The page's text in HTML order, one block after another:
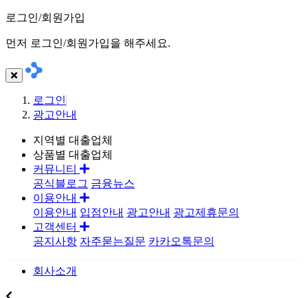
로그인/회원가입
먼저 로그인/회원가입을 해주세요.
로그인
광고안내
지역별 대출업체
상품별 대출업체
커뮤니티
공식블로그 금융뉴스
이용안내
이용안내 입점안내 광고안내 광고제휴문의
고객센터
공지사항 자주묻는질문 카카오톡문의
회사소개